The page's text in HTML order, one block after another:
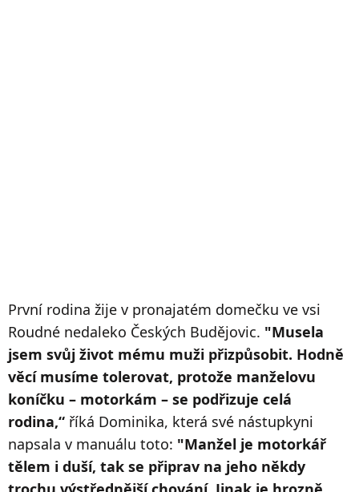
První rodina žije v pronajatém domečku ve vsi
Roudné nedaleko Českých Budějovic. "Musela
jsem svůj život mému muži přizpůsobit. Hodně
věcí musíme tolerovat, protože manželovu
koníčku – motorkám – se podřizuje celá
rodina,“ říká Dominika, která své nástupkyni
napsala v manuálu toto: "Manžel je motorkář
tělem i duší, tak se připrav na jeho někdy